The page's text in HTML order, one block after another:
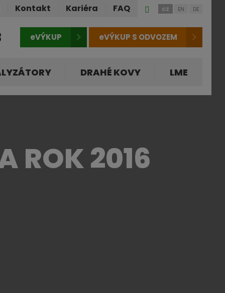
Kontakt Kariéra FAQ
eVÝKUP eVÝKUP S ODVOZEM
Přihlášení
klienstké
CZ EN DE
DRAHÉ KOVY LME
ROK 2016